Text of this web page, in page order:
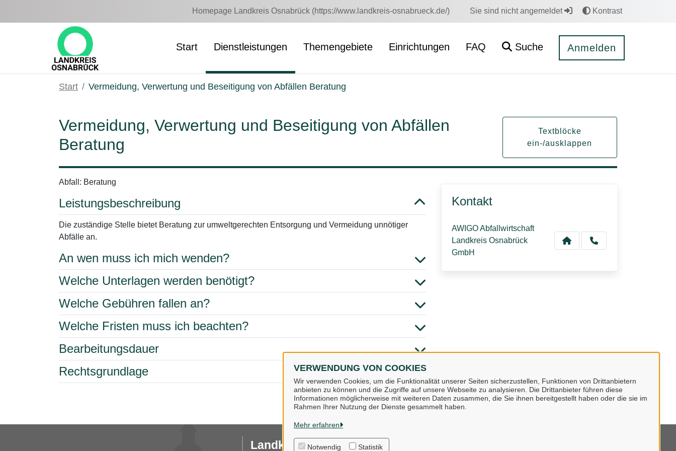
VERWENDUNG VON COOKIES
Wir verwenden Cookies, um die Funktionalität unserer Seiten sicherzustellen, Funktionen von Drittanbietern
anbieten zu können und die Zugriffe auf unsere Webseite zu analysieren. Die Drittanbieter führen diese
Informationen möglicherweise mit weiteren Daten zusammen, die Sie ihnen bereitgestellt haben oder die sie im
Rahmen Ihrer Nutzung der Dienste gesammelt haben.
Mehr erfahren
Notwendig Statistik
Homepage Landkreis Osnabrück (https://www.landkreis-osnabrueck.de/) Sie sind nicht angemeldet Kontrast
Start Dienstleistungen Themengebiete Einrichtungen FAQ Suche Anmelden
Start Vermeidung, Verwertung und Beseitigung von Abfällen Beratung
Vermeidung, Verwertung und Beseitigung von Abfällen
Beratung
Textblöcke
ein-/ausklappen
Abfall: Beratung
Leistungsbeschreibung
Die zuständige Stelle bietet Beratung zur umweltgerechten Entsorgung und Vermeidung unnötiger
Abfälle an.
An wen muss ich mich wenden?
Welche Unterlagen werden benötigt?
Welche Gebühren fallen an?
Welche Fristen muss ich beachten?
Bearbeitungsdauer
Rechtsgrundlage
Kontakt
AWIGO Abfallwirtschaft
Landkreis Osnabrück
GmbH
Landkreis Osnabrück